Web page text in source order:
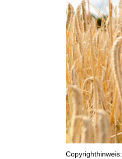
Copyrighthinweis: